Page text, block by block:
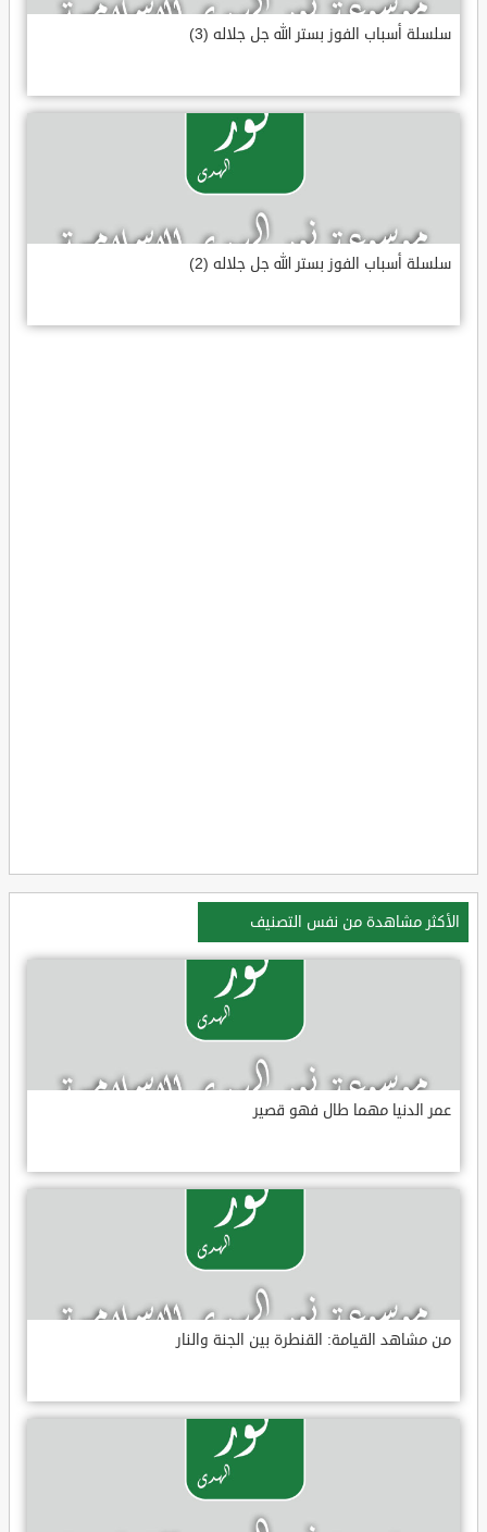
سلسلة أسباب الفوز بستر الله جل جلاله (3)
سلسلة أسباب الفوز بستر الله جل جلاله (2)
الأكثر مشاهدة من نفس التصنيف
عمر الدنيا مهما طال فهو قصير
من مشاهد القيامة: القنطرة بين الجنة والنار